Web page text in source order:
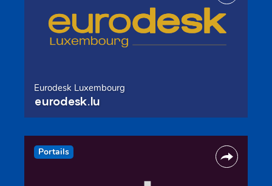
Eurodesk Luxembourg
eurodesk.lu
Portails